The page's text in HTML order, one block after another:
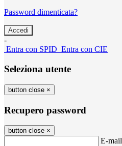
Password dimenticata?
-
Entra con SPID Entra con CIE
Seleziona utente
button close ×
Recupero password
button close ×
E-mail